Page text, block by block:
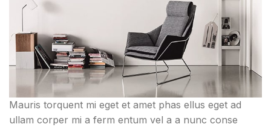
Mauris torquent mi eget et amet phas ellus eget ad
ullam corper mi a ferm entum vel a a nunc conse